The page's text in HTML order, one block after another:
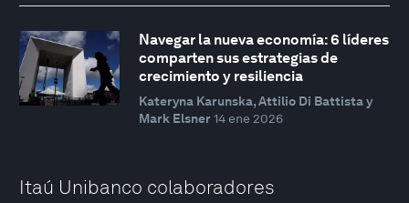
Navegar la nueva economía: 6 líderes
comparten sus estrategias de
crecimiento y resiliencia
Kateryna Karunska, Attilio Di Battista y
Mark Elsner 14 ene 2026
Itaú Unibanco colaboradores